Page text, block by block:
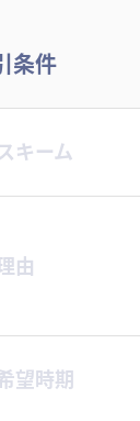
条件
キーム
由
望時期